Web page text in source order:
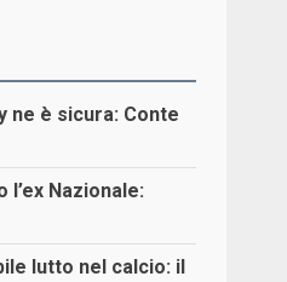
ne è sicura: Conte
Nazionale:
lutto nel calcio: il